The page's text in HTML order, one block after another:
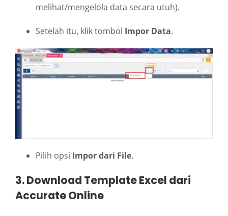
melihat/mengelola data secara utuh).
Setelah itu, klik tombol Impor Data.
Pilih opsi Impor dari File.
3. Download Template Excel dari
Accurate Online